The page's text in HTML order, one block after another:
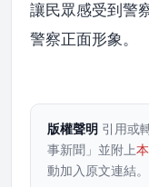
讓民眾感受到警
警察正面形象。
版權聲明 引用或
事新聞」並附上
動加入原文連結。